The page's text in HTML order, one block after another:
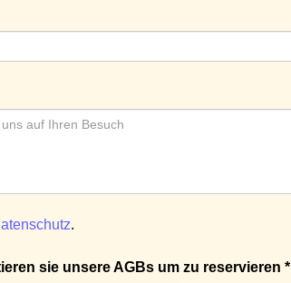
.
sie unsere AGBs um zu reservieren *